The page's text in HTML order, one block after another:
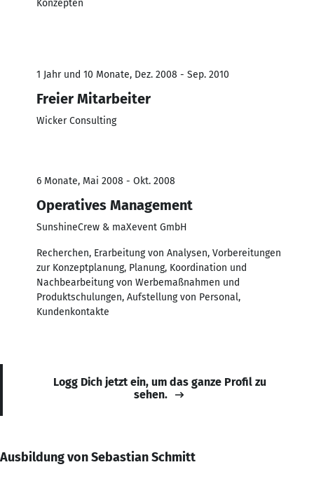
Konzepten
1 Jahr und 10 Monate, Dez. 2008 - Sep. 2010
Freier Mitarbeiter
Wicker Consulting
6 Monate, Mai 2008 - Okt. 2008
Operatives Management
SunshineCrew & maXevent GmbH
Recherchen, Erarbeitung von Analysen, Vorbereitungen
zur Konzeptplanung, Planung, Koordination und
Nachbearbeitung von Werbemaßnahmen und
Produktschulungen, Aufstellung von Personal,
Kundenkontakte
Logg Dich jetzt ein, um das ganze Profil zu
sehen.
Ausbildung von Sebastian Schmitt